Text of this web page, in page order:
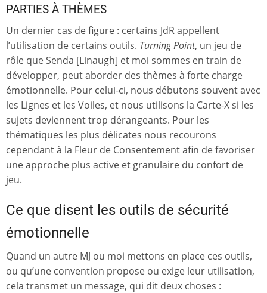
PARTIES À THÈMES
Un dernier cas de figure : certains JdR appellent
l’utilisation de certains outils. Turning Point, un jeu de
rôle que Senda [Linaugh] et moi sommes en train de
développer, peut aborder des thèmes à forte charge
émotionnelle. Pour celui-ci, nous débutons souvent avec
les Lignes et les Voiles, et nous utilisons la Carte-X si les
sujets deviennent trop dérangeants. Pour les
thématiques les plus délicates nous recourons
cependant à la Fleur de Consentement afin de favoriser
une approche plus active et granulaire du confort de
jeu.
Ce que disent les outils de sécurité
émotionnelle
Quand un autre MJ ou moi mettons en place ces outils,
ou qu’une convention propose ou exige leur utilisation,
cela transmet un message, qui dit deux choses :